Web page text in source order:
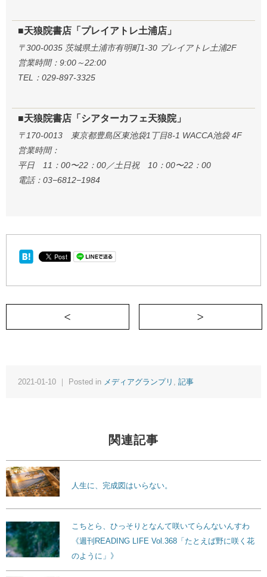
■天狼院書店「プレイアトレ土浦店」
〒300-0035 茨城県土浦市有明町1-30 プレイアトレ土浦2F
営業時間：9:00～22:00
TEL：029-897-3325
■天狼院書店「シアターカフェ天狼院」
〒170-0013 東京都豊島区東池袋1丁目8-1 WACCA池袋 4F
営業時間：
平日 11：00〜22：00／土日祝 10：00〜22：00
電話：03−6812−1984
＜ 女性の社会進出はアスベスト？
2021-01-10 ｜ Posted in メディアグランプリ 記事
関連記事
人生に、完成図はいらない。
こちとら、ひっそりとなんて咲いてらんないんすわ
《週刊READING LIFE Vol.368「たとえば野に咲く花
のように」》